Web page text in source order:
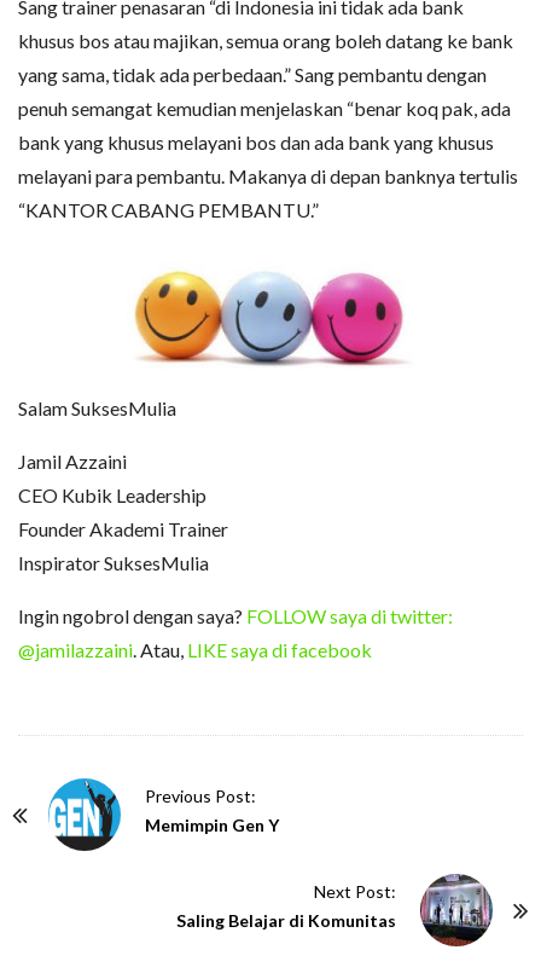
Sang trainer penasaran “di Indonesia ini tidak ada bank
khusus bos atau majikan, semua orang boleh datang ke bank
yang sama, tidak ada perbedaan.” Sang pembantu dengan
penuh semangat kemudian menjelaskan “benar koq pak, ada
bank yang khusus melayani bos dan ada bank yang khusus
melayani para pembantu. Makanya di depan banknya tertulis
“KANTOR CABANG PEMBANTU.”
Salam SuksesMulia
Jamil Azzaini
CEO Kubik Leadership
Founder Akademi Trainer
Inspirator SuksesMulia
Ingin ngobrol dengan saya? FOLLOW saya di twitter:
@jamilazzaini. Atau, LIKE saya di facebook
Previous Post:
Memimpin Gen Y
Next Post:
Saling Belajar di Komunitas